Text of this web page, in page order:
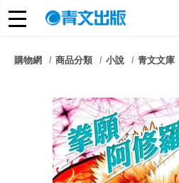
朋友們，提高警覺！
購物網 商品分類 小說 青文文庫